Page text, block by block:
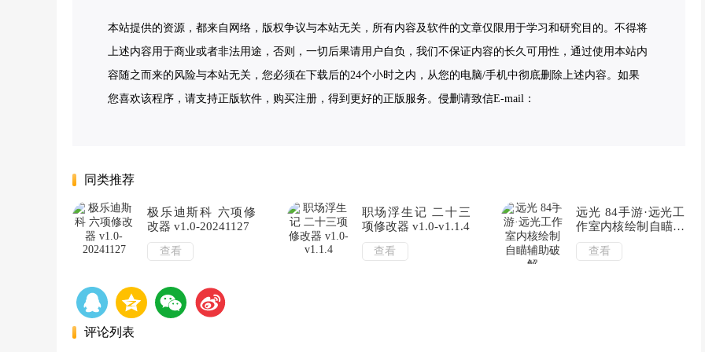
本站提供的资源，都来自网络，版权争议与本站无关，所有内容及软件的文章仅限用于学习和研究目的。不得将
上述内容用于商业或者非法用途，否则，一切后果请用户自负，我们不保证内容的长久可用性，通过使用本站内
容随之而来的风险与本站无关，您必须在下载后的24个小时之内，从您的电脑/手机中彻底删除上述内容。如果
您喜欢该程序，请支持正版软件，购买注册，得到更好的正版服务。侵删请致信E-mail：
同类推荐
极乐迪斯科 六项修
改器 v1.0-20241127
查看
职场浮生记 二十三
项修改器 v1.0-v1.1.4
查看
远光 84手游·远光工
作室内核绘制自瞄辅
助破解
查看
评论列表